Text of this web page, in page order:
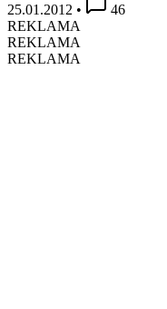
25.01.2012 •
46
REKLAMA
REKLAMA
REKLAMA